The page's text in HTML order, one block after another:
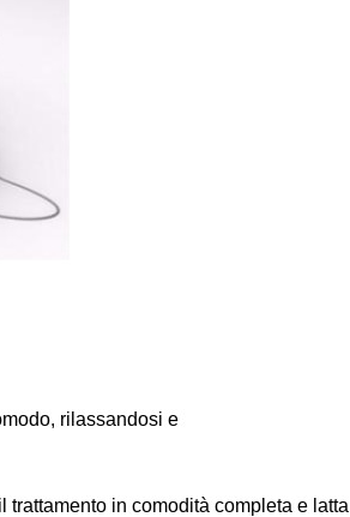
rilassandosi e
in comodità completa e latta